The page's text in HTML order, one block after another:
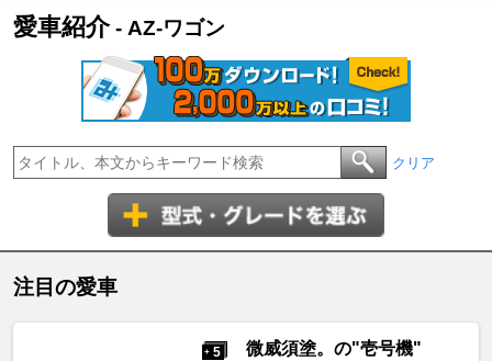
愛車紹介- AZ-ワゴン
クリア
注目の愛車
+ 5 微威須塗。の"壱号機"